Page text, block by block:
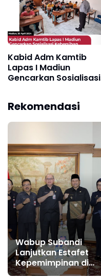
Kabid Adm Kamtib
Lapas I Madiun
Gencarkan Sosialisasi
Pendidikan
Rekomendasi
Wabup Subandi
Lanjutkan Estafet
Kepemimpinan di
Pemkab Sidoarjo